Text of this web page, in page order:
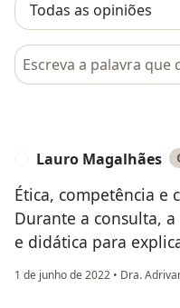
Pesquisar em opiniões
Lauro Magalhães
Ética, competência e
Durante a consulta,
e didática para
1 de junho de 2022 • Dra.